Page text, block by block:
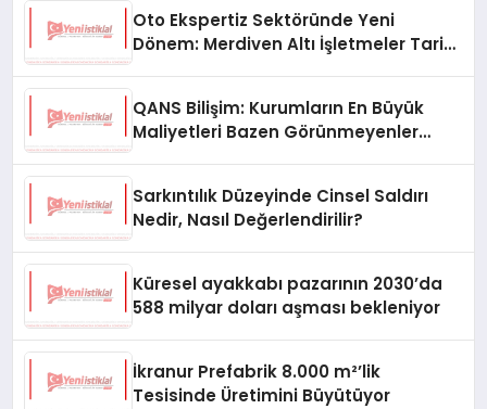
Oto Ekspertiz Sektöründe Yeni
Dönem: Merdiven Altı İşletmeler Tarih
QANS Bilişim: Kurumların En Büyük
Maliyetleri Bazen Görünmeyenler
Sarkıntılık Düzeyinde Cinsel Saldırı
Nedir, Nasıl Değerlendirilir?
Küresel ayakkabı pazarının 2030’da
588 milyar doları aşması bekleniyor
İkranur Prefabrik 8.000 m²’lik
Tesisinde Üretimini Büyütüyor